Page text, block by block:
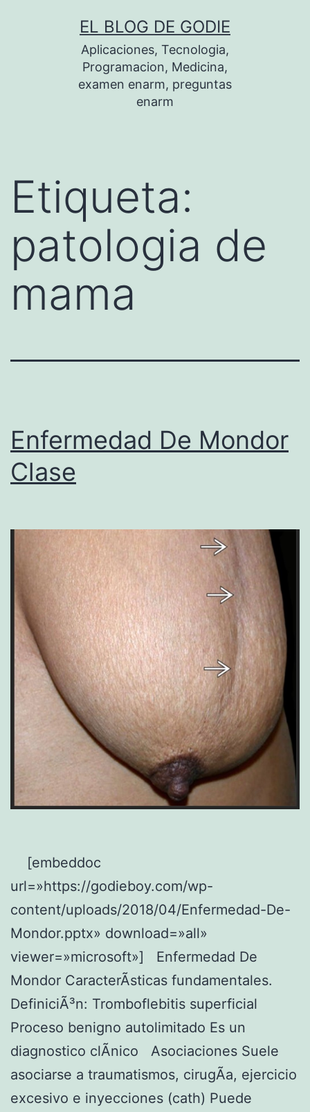
EL BLOG DE GODIE
Aplicaciones, Tecnologia,
Programacion, Medicina,
examen enarm, preguntas
enarm
Etiqueta:
patologia de
mama
Enfermedad De Mondor
Clase
[embeddoc
url=»https://godieboy.com/wp-
content/uploads/2018/04/Enfermedad-De-
Mondor.pptx» download=»all»
viewer=»microsoft»] Enfermedad De
Mondor CaracterÃ­sticas fundamentales.
DefiniciÃ³n: Tromboflebitis superficial
Proceso benigno autolimitado Es un
diagnostico clÃ­nico Asociaciones Suele
asociarse a traumatismos, cirugÃ­a, ejercicio
excesivo e inyecciones (cath) Puede